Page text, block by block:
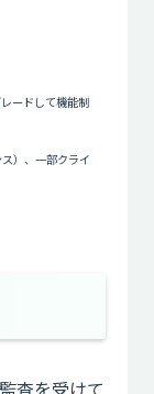
ードして機能制
）、一部クライ